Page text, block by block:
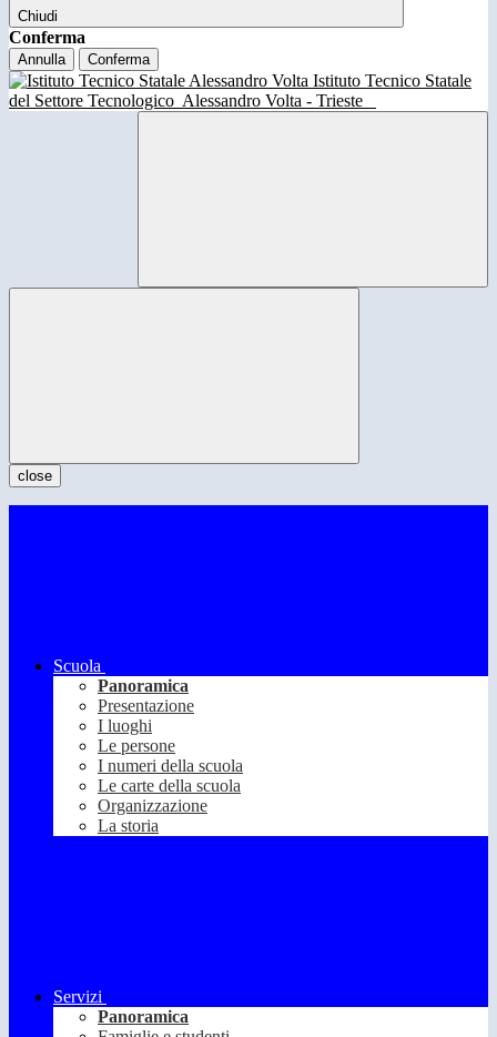
Chiudi
Conferma
Annulla Conferma
Istituto Tecnico Statale
del Settore Tecnologico Alessandro Volta - Trieste
close
Scuola
Panoramica
Presentazione
I luoghi
Le persone
I numeri della scuola
Le carte della scuola
Organizzazione
La storia
Servizi
Panoramica